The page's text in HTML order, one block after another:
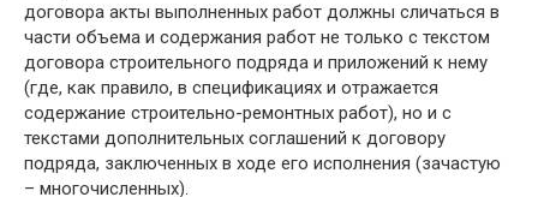
договора акты выполненных работ должны сличаться в
части объема и содержания работ не только с текстом
договора строительного подряда и приложений к нему
(где, как правило, в спецификациях и отражается
содержание строительно-ремонтных работ), но и с
текстами дополнительных соглашений к договору
подряда, заключенных в ходе его исполнения (зачастую
– многочисленных).